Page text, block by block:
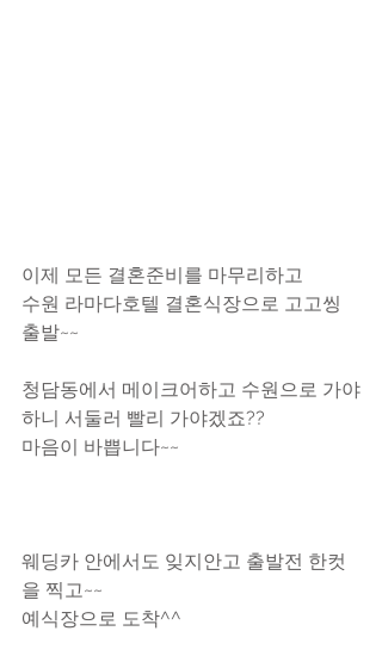
이제 모든 결혼준비를 마무리하고
수원 라마다호텔 결혼식장으로 고고씽
출발~~
청담동에서 메이크어하고 수원으로 가야
하니 서둘러 빨리 가야겠죠??
마음이 바쁩니다~~
웨딩카 안에서도 잊지안고 출발전 한컷
을 찍고~~
예식장으로 도착^^